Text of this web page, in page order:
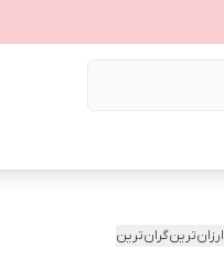
ارزان‌ترینگران‌ترین